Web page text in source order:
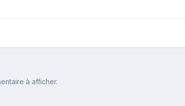
à afficher.